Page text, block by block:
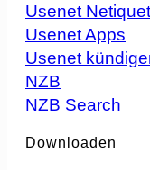
Usenet
Usenet Apps
Usenet
NZB
NZB Search
Downloaden